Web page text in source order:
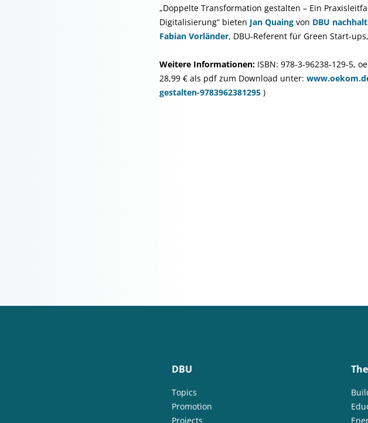
„Doppelte Transformation gestalten – Ein
Digitalisierung“ bieten Jan Quaing von DBU
Fabian Vorländer, DBU-Referent für Green Start-
Weitere Informationen: ISBN: 978-3-96238-129-5,
28,99 € als pdf zum Download unter:
gestalten-9783962381295 )
DBU
Topics
Promotion
Projects